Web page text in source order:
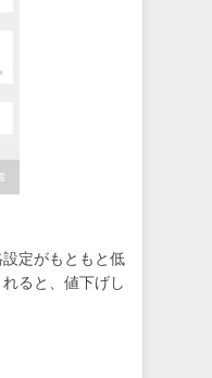
定がもともと低
ると、値下げし